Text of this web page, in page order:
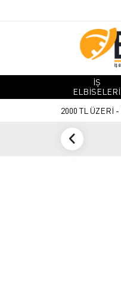
İŞ
ELBİSELERİ
2000 TL ÜZERİ -